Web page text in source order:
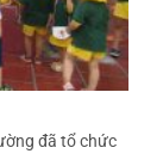
đã tổ chức